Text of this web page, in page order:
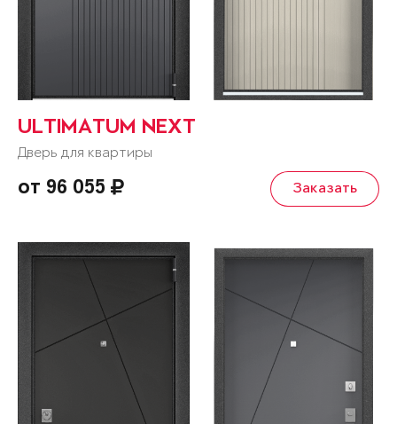
ULTIMATUM NEXT
Дверь для квартиры
от 96 055 Заказать